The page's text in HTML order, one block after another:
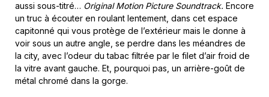
aussi sous-titré… Original Motion Picture Soundtrack. Encore
un truc à écouter en roulant lentement, dans cet espace
capitonné qui vous protège de l’extérieur mais le donne à
voir sous un autre angle, se perdre dans les méandres de
la city, avec l’odeur du tabac filtrée par le filet d’air froid de
la vitre avant gauche. Et, pourquoi pas, un arrière-goût de
métal chromé dans la gorge.